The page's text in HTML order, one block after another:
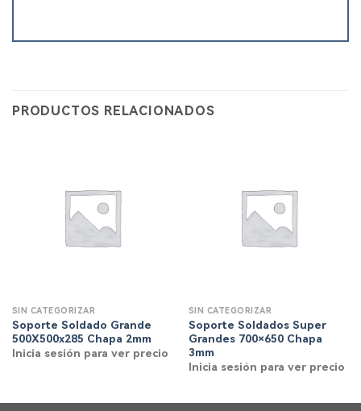
PRODUCTOS RELACIONADOS
SIN CATEGORIZAR
Soporte Soldado Grande
500X500x285 Chapa 2mm
Inicia sesión para ver precio
SIN CATEGORIZAR
Soporte Soldados Super
Grandes 700×650 Chapa
3mm
Inicia sesión para ver precio